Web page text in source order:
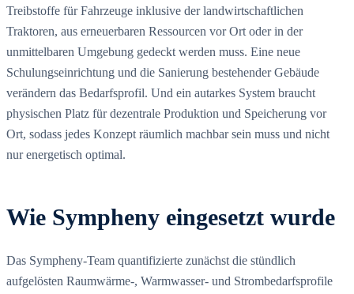
Treibstoffe für Fahrzeuge inklusive der landwirtschaftlichen
Traktoren, aus erneuerbaren Ressourcen vor Ort oder in der
unmittelbaren Umgebung gedeckt werden muss. Eine neue
Schulungseinrichtung und die Sanierung bestehender Gebäude
verändern das Bedarfsprofil. Und ein autarkes System braucht
physischen Platz für dezentrale Produktion und Speicherung vor
Ort, sodass jedes Konzept räumlich machbar sein muss und nicht
nur energetisch optimal.
Wie Sympheny eingesetzt wurde
Das Sympheny-Team quantifizierte zunächst die stündlich
aufgelösten Raumwärme-, Warmwasser- und Strombedarfsprofile